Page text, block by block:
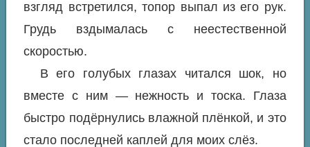
взгляд встретился, топор выпал из его рук.
Грудь вздымалась с неестественной
скоростью.
В его голубых глазах читался шок, но
вместе с ним — нежность и тоска. Глаза
быстро подёрнулись влажной плёнкой, и это
стало последней каплей для моих слёз.